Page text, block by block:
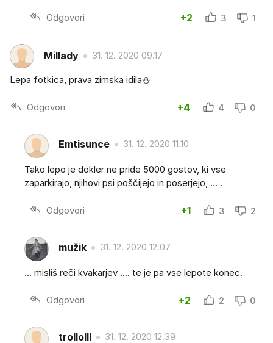
Odgovori +2 3 1
Millady 31. 12. 2020 09.17
Lepa fotkica, prava zimska idila⛄
Odgovori +4 4 0
Emtisunce 31. 12. 2020 11.10
Tako lepo je dokler ne pride 5000 gostov, ki vse
zaparkirajo, njihovi psi poščijejo in poserjejo, ... .
Odgovori +1 3 2
mužik 31. 12. 2020 12.07
... misliš reči kvakarjev .... te je pa vse lepote konec.
Odgovori +2 2 0
trollolll 31. 12. 2020 12.39